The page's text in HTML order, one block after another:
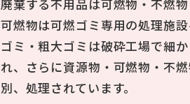
廃棄する不用品は可燃物・不燃物
可燃物は可燃ゴミ専用の処理施
ゴミ・粗大ゴミは破砕工場で細
れ、さらに資源物・可燃物・不
別、処理されています。